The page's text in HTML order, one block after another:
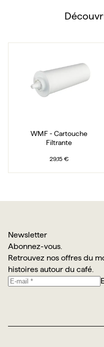
WMF - Cartouche
Filtrante
29,15 €
Newsletter
Abonnez-vous.
Retrouvez nos offres du
histoires autour du café.